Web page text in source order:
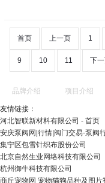
首页 上一页 1
9 10 11 下
品牌介绍 项目介绍
友情链接：
河北智联新材料有限公司 - 首页
安庆泵阀网|行情|阀门交易-泵阀
集宁区包雪针织布股份公司
北京自然生业网络科技有限公司
杭州御牛科技有限公司
商丘宠物网 宠物猫狗品种及图